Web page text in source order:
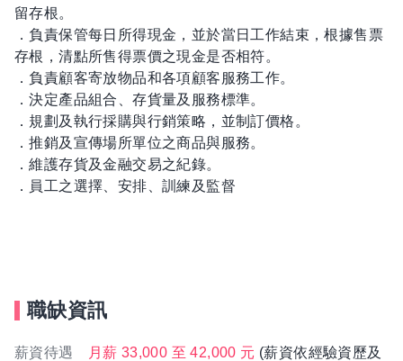
留存根。
．負責保管每日所得現金，並於當日工作結束，根據售票
存根，清點所售得票價之現金是否相符。
．負責顧客寄放物品和各項顧客服務工作。
．決定產品組合、存貨量及服務標準。
．規劃及執行採購與行銷策略，並制訂價格。
．推銷及宣傳場所單位之商品與服務。
．維護存貨及金融交易之紀錄。
．員工之選擇、安排、訓練及監督
職缺資訊
薪資待遇 月薪 33,000 至 42,000 元 (薪資依經驗資歷及